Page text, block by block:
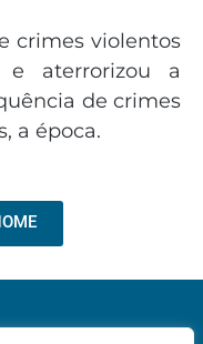
crimes violentos
aterrorizou a
de crimes
a época.